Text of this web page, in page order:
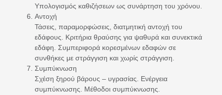
Υπολογισμός καθιζήσεων ως συνάρτηση του χρόνου.
Αντοχή
Τάσεις, παραμορφώσεις, διατμητική αντοχή του
εδάφους. Κριτήρια θραύσης για ψαθυρά και συνεκτικά
εδάφη. Συμπεριφορά κορεσμένων εδαφών σε
συνθήκες με στράγγιση και χωρίς στράγγιση.
Συμπύκνωση
Σχέση ξηρού βάρους – υγρασίας. Ενέργεια
συμπύκνωσης. Μέθοδοι συμπύκνωσης.